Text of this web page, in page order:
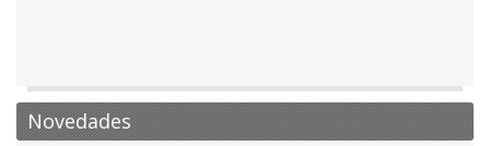
Novedades